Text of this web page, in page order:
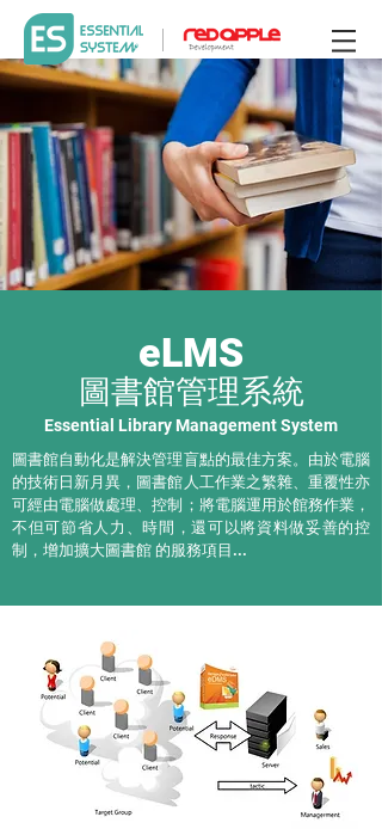
eLMS
圖書館管理系統
Essential Library Management System
圖書館自動化是解決管理盲點的最佳方案。由於電腦
的技術日新月異，圖書館人工作業之繁雜、重覆性亦
可經由電腦做處理、控制；將電腦運用於館務作業，
不但可節省人力、時間，還可以將資料做妥善的控
制，增加擴大圖書館 的服務項目...